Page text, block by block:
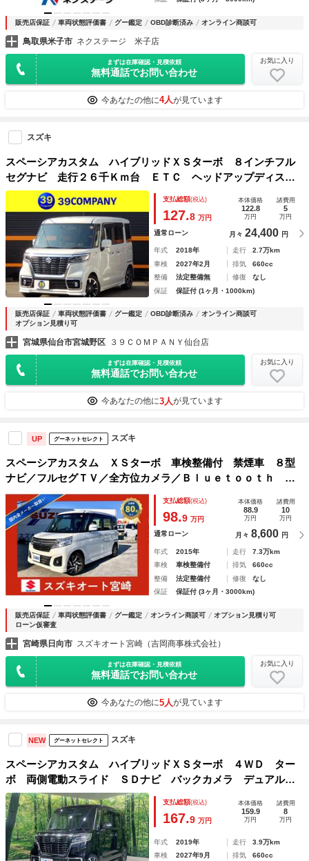
販売店保証 車両状態評価書 グー鑑定 OBD診断済み オンライン商談可
鳥取県米子市 ネクステージ 米子店
まずは在庫確認・見積依頼
無料通話でお問い合わせ
お気に入り
今あなたの他に4人が見ています
スズキ
スペーシアカスタム ハイブリッドＸＳターボ ８インチフル
セグナビ 走行２６千Ｋｍ台 ＥＴＣ ヘッドアップディスプ
レイ 全周囲カメラ 両側電動スライドドア クリアランスソ
ナー レーンアシスト 衝突被害軽減システム ＬＥＤライ
ト スマートキー
支払総額(税込)
127.8 万円
本体価格
122.8
万円
諸費用
5
万円
通常ローン 月々 24,400 円
年式 2018年 走行
2.7万km
車検
2027年2月 排気
660cc
整備
法定整備無 修復
なし
保証
保証付 (1ヶ月・1000km)
販売店保証 車両状態評価書 グー鑑定 OBD診断済み
オンライン商談可
オプション見積り可
宮城県仙台市宮城野区 ３９ＣＯＭＰＡＮＹ仙台店
まずは在庫確認・見積依頼
無料通話でお問い合わせ
お気に入り
今あなたの他に3人が見ています
UP グーネットセレクト スズキ
スペーシアカスタム ＸＳターボ 車検整備付 禁煙車 ８型
ナビ／フルセグＴＶ／全方位カメラ／Ｂｌｕｅｔｏｏｔｈ タ
ーボ車 両側電動スライド シートヒーター ＥＴＣ 純正ア
ルミ ＨＩＤライト クルーズコントロール 電動格納ミラー
支払総額(税込)
98.9 万円
本体価格
88.9
万円
諸費用
10
万円
通常ローン 月々 8,600 円
年式 2015年 走行
7.3万km
車検
車検整備付 排気
660cc
整備
法定整備付 修復
なし
保証
保証付 (3ヶ月・3000km)
販売店保証 車両状態評価書 グー鑑定 オンライン商談可
オプション見積り可
ローン仮審査
宮崎県日向市 スズキオート宮崎（吉岡商事株式会社）
まずは在庫確認・見積依頼
無料通話でお問い合わせ
お気に入り
今あなたの他に5人が見ています
NEW グーネットセレクト スズキ
スペーシアカスタム ハイブリッドＸＳターボ ４ＷＤ ター
ボ 両側電動スライド ＳＤナビ バックカメラ デュアルセ
ンサーブレーキサポート 禁煙車 ハーフレザーシート コー
ナーセンサー スマートキー ＬＥＤヘッド ビルトインＥＴ
Ｃ クルコン
支払総額(税込)
167.9 万円
本体価格
159.9
万円
諸費用
8
万円
年式 2019年 走行
3.9万km
車検
2027年9月 排気
660cc